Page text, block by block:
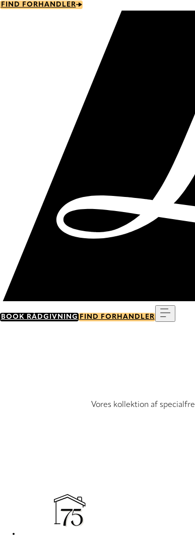
Skip
FIND FORHANDLER
BOOK RÅDGIVNING FIND FORHANDLER
Vores kollektion af